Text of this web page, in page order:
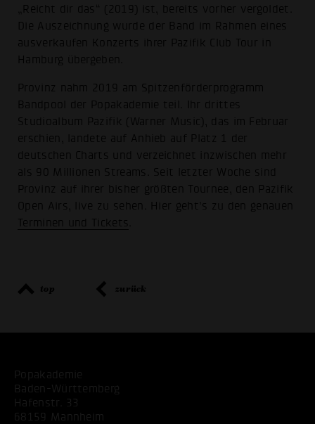
„Reicht dir das“ (2019) ist, bereits vorher vergoldet.
Die Auszeichnung wurde der Band im Rahmen eines
ausverkaufen Konzerts ihrer Pazifik Club Tour in
Hamburg übergeben.
Provinz nahm 2019 am Spitzenförderprogramm
Bandpool der Popakademie teil. Ihr drittes
Studioalbum Pazifik (Warner Music), das im Februar
erschien, landete auf Anhieb auf Platz 1 der
deutschen Charts und verzeichnet inzwischen mehr
als 90 Millionen Streams. Seit letzter Woche sind
Provinz auf ihrer bisher größten Tournee, den Pazifik
Open Airs, live zu sehen. Hier geht’s zu den genauen
Terminen und Tickets
top zurück
Popakademie
Baden-Württemberg
Hafenstr. 33
68159 Mannheim